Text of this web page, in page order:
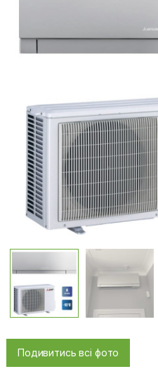
Подивитись всі фото